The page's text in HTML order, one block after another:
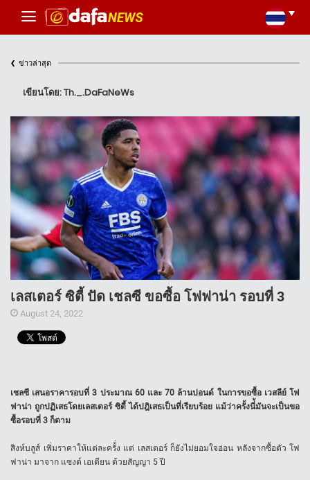
‹ ข่าวล่าสุด
เขียนโดย: Th._.DaFaNeWs
เลสเตอร์ ซิตี้ ปัด เชลซี ขอซื้อ โฟฟาน่า รอบที่ 3
August 24, 2022
เชลซี เสนอราคารอบที่3 ประมาณ 60และ70 ล้านปอนด์ ในการขอซื้อ เวสลีย์ โฟ
ฟาน่า ถูกปฏิเสธโดยเลสเตอร์ ซิตี้ ได้ปฎิเสธเป็นที่เรียบร้อย แม้ว่าครั้งนี่้มันจะเป็นขอ
ซื้อรอบที่ 3 ก็ตาม
สิงห์บลูส์ เพิ่มราคาให้แต่ละครั้่ง แต่ เลสเตอร์ ก็ยังไม่ยอมใจอ่อน หลังจากซื้อตัว โฟ
ฟาน่า มาจาก แซงต์ เอเตียน ด้วยสัญญา 5 ปี